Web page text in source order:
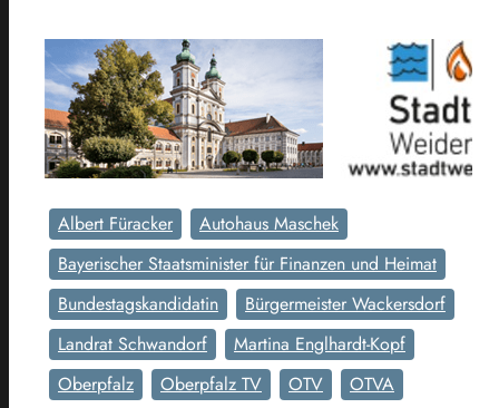
Albert Füracker
Autohaus Maschek
Bayerischer Staatsminister für Finanzen und Heimat
Bundestagskandidatin
Bürgermeister Wackersdorf
Landrat Schwandorf
Martina Englhardt-Kopf
Oberpfalz
Oberpfalz TV OTV
OTVA